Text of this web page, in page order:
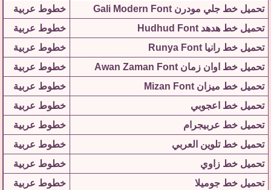
تحميل خط جلي مودرن Gali Modern Font
خطوط عربية
تحميل خط هدهد Hudhud Font
خطوط عربية
تحميل خط رانيا Runya Font
خطوط عربية
تحميل خط اوان زمان Awan Zaman Font
خطوط عربية
تحميل خط ميزان Mizan Font
خطوط عربية
تحميل خط اعجوبي
خطوط عربية
تحميل خط عربيجرام
خطوط عربية
تحميل خط تلوين العربي
خطوط عربية
تحميل خط زاوي
خطوط عربية
تحميل خط جوميلا
خطوط عربية